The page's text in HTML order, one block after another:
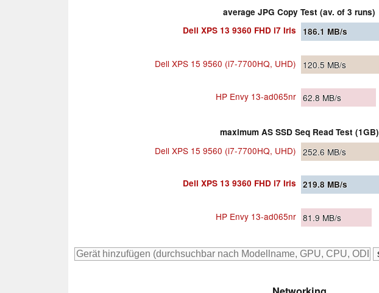
average JPG Copy Test (av. of 3 runs)
Dell XPS 13 9360 FHD i7 Iris
186.1 MB/s
Dell XPS 15 9560 (i7-7700HQ, UHD) 120.5 MB/s
HP Envy 13-ad065nr 62.8 MB/s
maximum AS SSD Seq Read Test (1GB)
Dell XPS 15 9560 (i7-7700HQ, UHD) 252.6 MB/s
Dell XPS 13 9360 FHD i7 Iris 219.8 MB/s
HP Envy 13-ad065nr 81.9 MB/s